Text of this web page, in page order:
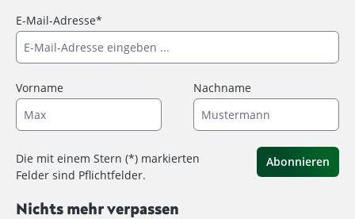
E-Mail-Adresse*
Vorname Nachname
Die mit einem Stern (*) markierten
Felder sind Pflichtfelder.
Abonnieren
Nichts mehr verpassen